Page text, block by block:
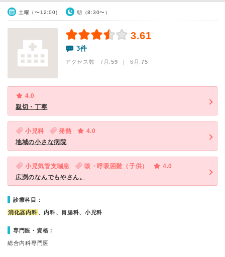
土曜（〜12:00） 朝（8:30〜）
3.61
3件
アクセス数 7月:59 | 6月:75
4.0
親切・丁寧
小児科 発熱
4.0
地域の小さな病院
小児気管支喘息 咳・呼吸困難（子供）
4.0
広渕のなんでもやさん。
診療科目：
消化器内科 、内科、胃腸科、小児科
専門医・資格：
総合内科専門医